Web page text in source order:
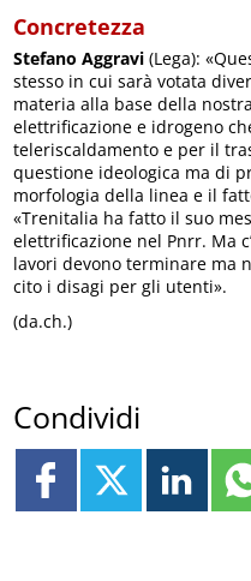
Concretezza
Stefano Aggravi (Lega):
stesso in cui sarà votata
materia alla base della
elettrificazione e idrogeno
teleriscaldamento e per il
questione ideologica ma di
morfologia della linea e il
«Trenitalia ha fatto il suo
elettrificazione nel Pnrr. Ma
lavori devono terminare ma
cito i disagi per gli utenti».
(da.ch.)
Condividi